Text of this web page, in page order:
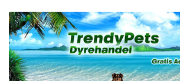
content